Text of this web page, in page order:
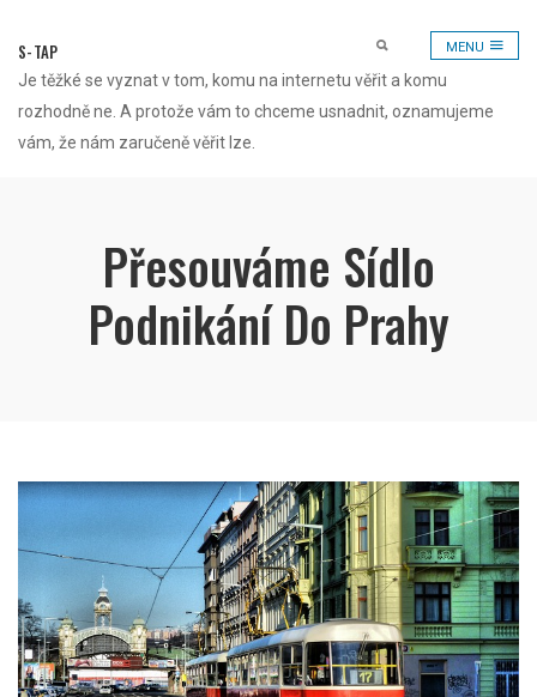
content
S-TAP
Je těžké se vyznat v tom, komu na internetu věřit a komu
rozhodně ne. A protože vám to chceme usnadnit, oznamujeme
vám, že nám zaručeně věřit lze.
MENU
Přesouváme Sídlo
Podnikání Do Prahy